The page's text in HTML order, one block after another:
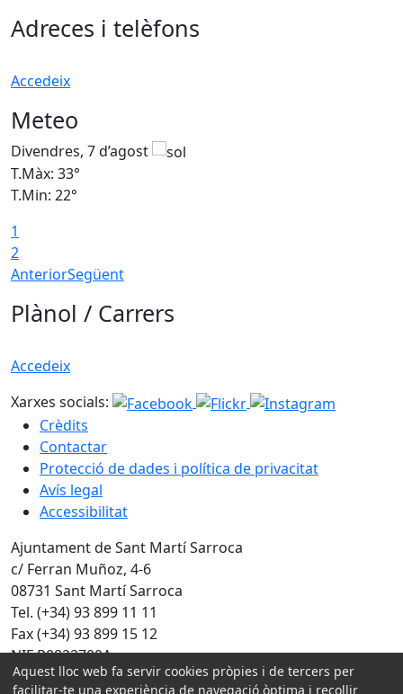
Adreces i telèfons
Accedeix
Meteo
Divendres, 7 d’agost
T.Màx: 33°
T.Min: 22°
1
2
AnteriorSegüent
Plànol / Carrers
Accedeix
Xarxes socials:
Crèdits
Contactar
Protecció de dades i política de privacitat
Avís legal
Accessibilitat
Ajuntament de Sant Martí Sarroca
c/ Ferran Muñoz, 4-6
08731 Sant Martí Sarroca
Tel. (+34) 93 899 11 11
Fax (+34) 93 899 15 12
NIF P0822700A
Aquest lloc web fa servir cookies pròpies i de tercers per
facilitar-te una experiència de navegació òptima i recollir